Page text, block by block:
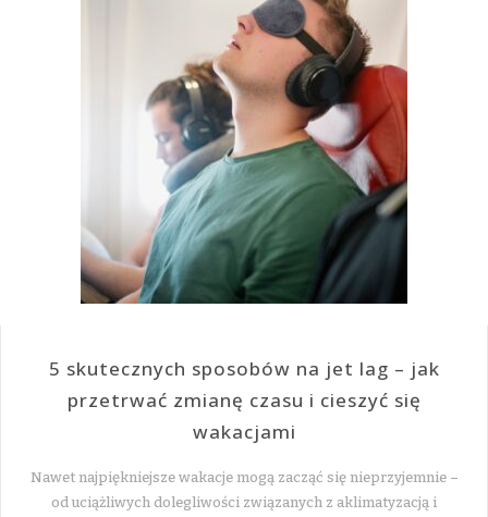
5 skutecznych sposobów na jet lag – jak
przetrwać zmianę czasu i cieszyć się
wakacjami
Nawet najpiękniejsze wakacje mogą zacząć się nieprzyjemnie –
od uciążliwych dolegliwości związanych z aklimatyzacją i